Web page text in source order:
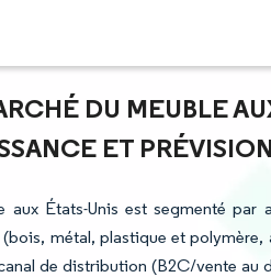
DU MEUBLE
ET
aux États-Unis est segmenté
métal, plastique et
de distribution (B2C/vente